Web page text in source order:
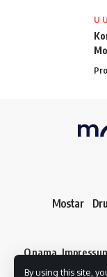
By using this site,
U
Mostar
O nama
Dojavi vijest